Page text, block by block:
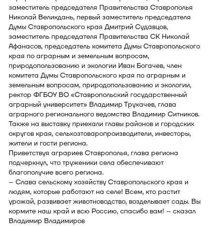
заместитель председателя Правительства Ставрополья
Николай Великдань, первый заместитель председателя
Думы Ставропольского края Дмитрий Судавцов,
заместитель председателя Правительства СК Николай
Афанасов, председатель комитета Думы Ставропольского
края по аграрным и земельным вопросам,
природопользованию и экологии Иван Богачев, член
комитета Думы Ставропольского края по аграрным и
земельным вопросам, природопользованию и экологии,
ректор ФГБОУ ВО «Ставропольский государственный
аграрный университет» Владимир Трухачев, глава
аграрного регионального ведомства Владимир Ситников.
Также на выставку приехали главы районов и городских
округов края, сельхозтоваропроизводители, инвесторы,
жители и гости региона.
Приветствуя аграриев Ставрополья, глава региона
подчеркнул, что труженики села обеспечивают
благополучие всего региона.
– Слава сельскому хозяйству Ставропольского края и
людям, которые работают на селе! Всем, кто растит
урожай, развивает животноводство, возделывает сады. Вы
кормите наш край и всю Россию, спасибо вам! – сказал
Владимир Владимиров